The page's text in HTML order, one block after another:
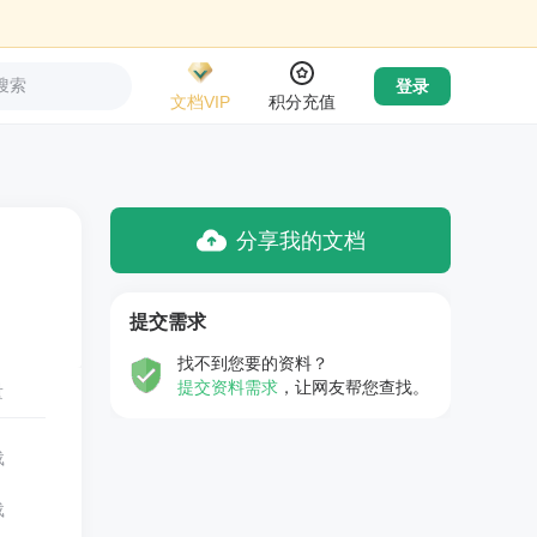
索
文档VIP
积分充值
登录
分享我的文档
提交需求
找不到您要的资料？
提交资料需求 ，让网友帮您查找。